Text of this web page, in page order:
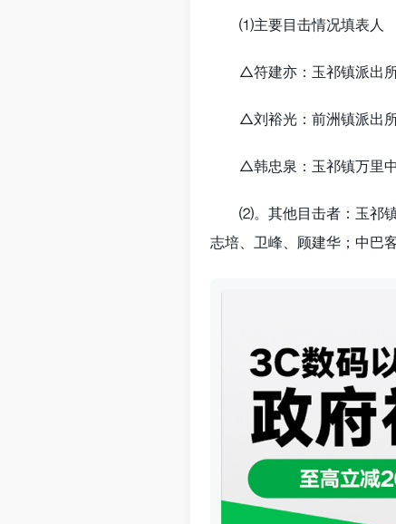
⑴主要目击情况填表人
△符建亦：玉祁镇派出
△刘裕光：前洲镇派出
△韩忠泉：玉祁镇万里
⑵。其他目击者：玉祁
志培、卫峰、顾建华；中巴